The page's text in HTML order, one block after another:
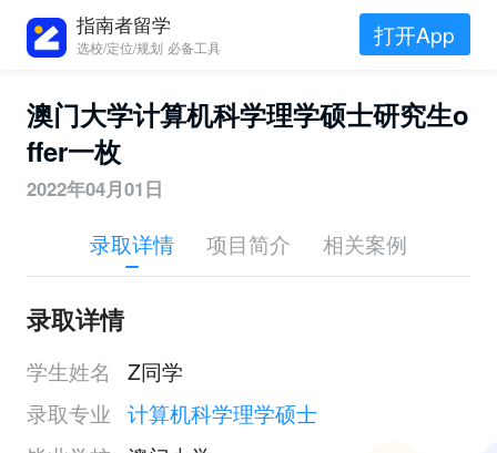
指南者留学
选校/定位/规划 必备工具 打开App
澳门大学计算机科学理学硕士研究生o
ffer一枚
2022年04月01日
录取详情 项目简介 相关案例
录取详情
学生姓名
Z同学
录取专业 计算机科学理学硕士